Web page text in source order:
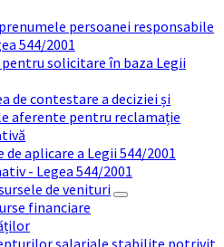
persoanei responsabile
544/2001
solicitare în baza Legii
de contestare a deciziei și
aferente pentru reclamație
de aplicare a Legii 544/2001
- Legea 544/2001
de venituri
financiare
salariale stabilite potrivit